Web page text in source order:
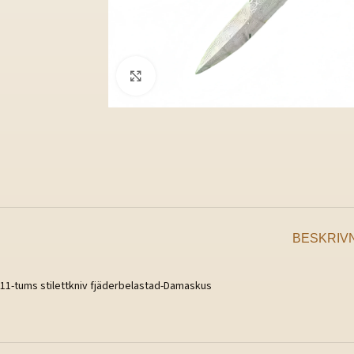
Klicka för att förstora
11-tums stilettkniv fjäderbelastad-Damaskus